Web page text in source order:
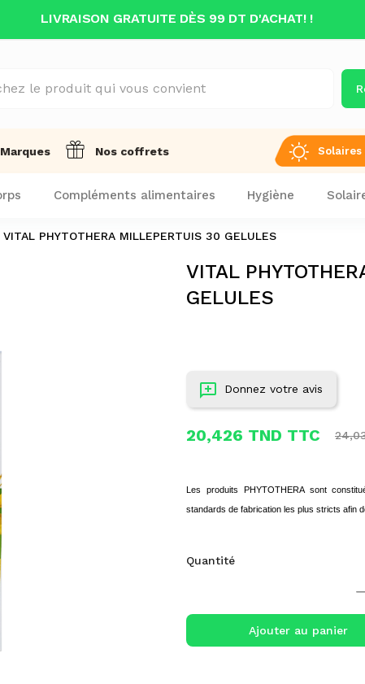
LIVRAISON GRATUITE DÈS 99 DT D'ACHAT! !
Marques Nos coffrets Solaires
Compléments alimentaires Hygiène
VITAL PHYTOTHERA MILLEPERTUIS 30 GELULES
VITAL
GELULES
Donnez votre avis
20,426 TND TTC
Les produits PHYTOTHERA sont
standards de fabrication les plus stricts afin
Quantité
Ajouter au panier